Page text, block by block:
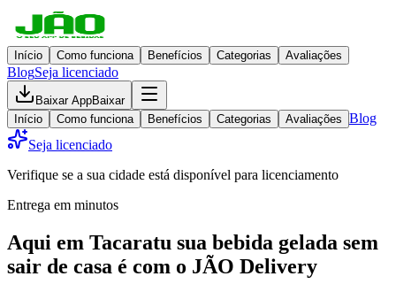
Início Como funciona Benefícios Categorias Avaliações
BlogSeja licenciado
Baixar AppBaixar
Início
Como funciona Benefícios Categorias Avaliações Blog
Seja licenciado
Verifique se a sua cidade está disponível para licenciamento
Entrega em minutos
Aqui em Tacaratu sua bebida gelada sem
sair de casa é com o JÃO Delivery